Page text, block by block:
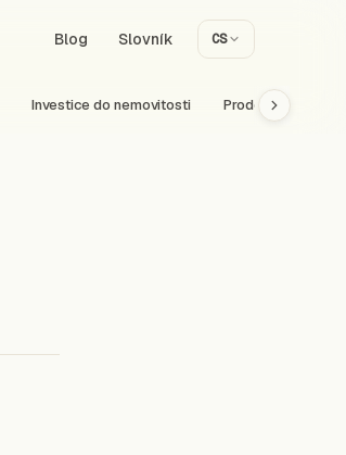
Blog Slovník CS
Investice do nemovitosti Prodej nemovitosti